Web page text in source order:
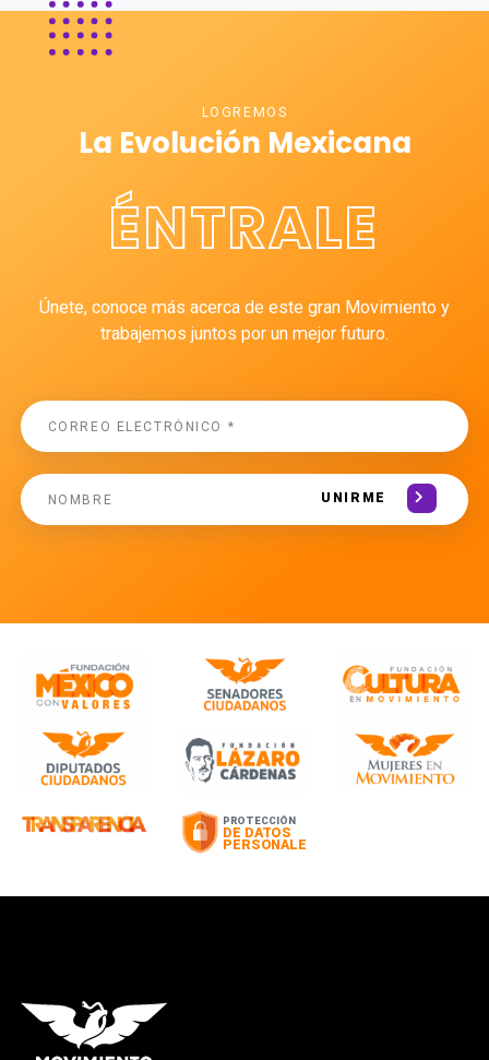
LOGREMOS
La Evolución Mexicana
ÉNTRALE
Únete, conoce más acerca de este gran Movimiento y
trabajemos juntos por un mejor futuro.
UNIRME